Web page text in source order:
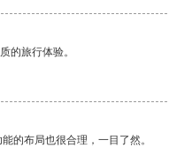
的旅行体验。
的布局也很合理，一目了然。